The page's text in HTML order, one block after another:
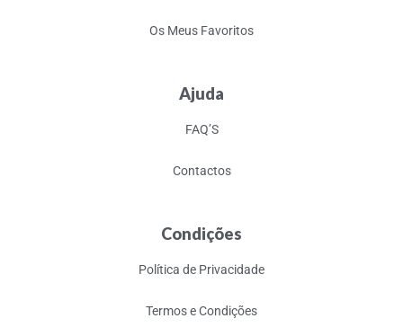
Os Meus Favoritos
Ajuda
FAQ’S
Contactos
Condições
Política de Privacidade
Termos e Condições